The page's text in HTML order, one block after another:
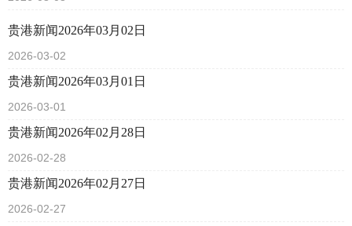
贵港新闻2026年03月02日
2026-03-02
贵港新闻2026年03月01日
2026-03-01
贵港新闻2026年02月28日
2026-02-28
贵港新闻2026年02月27日
2026-02-27